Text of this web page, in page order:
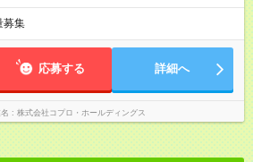
です。 毎日の業務は進捗管理や事務が中心な
るべき仕事」が終われば、自然と区切りをつけ
ます。
募集
応募する 詳細へ
株式会社コプロ・ホールディングス